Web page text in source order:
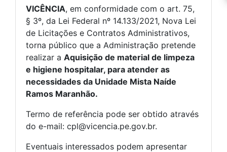
VICÊNCIA, em conformidade com o art. 75,
§ 3º, da Lei Federal nº 14.133/2021, Nova Lei
de Licitações e Contratos Administrativos,
torna público que a Administração pretende
realizar a Aquisição de material de limpeza
e higiene hospitalar, para atender as
necessidades da Unidade Mista Naíde
Ramos Maranhão.
Termo de referência pode ser obtido através
do e-mail: cpl@vicencia.pe.gov.br.
Eventuais interessados podem apresentar